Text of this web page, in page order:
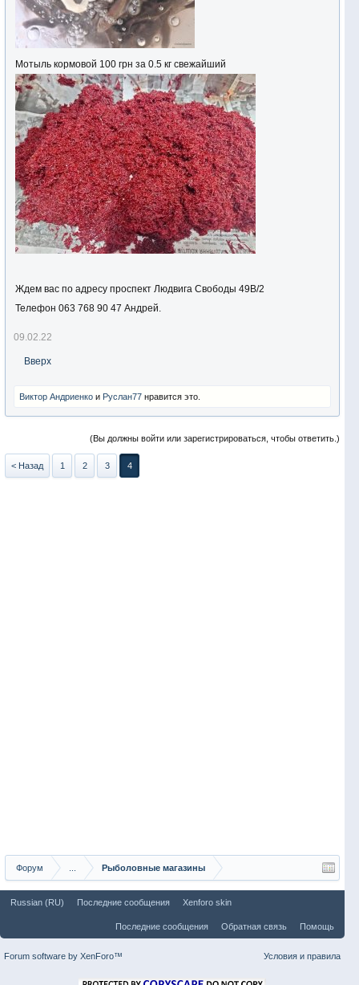
Мотыль кормовой 100 грн за 0.5 кг свежайший
Ждем вас по адресу проспект Людвига Свободы 49В/2
Телефон 063 768 90 47 Андрей.
09.02.22
Вверх
Виктор Андриенко и Руслан77 нравится это.
(Вы должны войти или зарегистрироваться, чтобы ответить.)
< Назад 1 2 3 4
Форум Рыболовные магазины
Russian (RU) Последние сообщения Xenforo skin
Последние сообщения Обратная связь Помощь
Условия и правила
Forum software by XenForo™